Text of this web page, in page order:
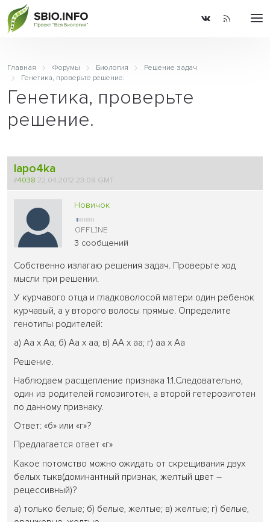
Главная Форумы Биология
Решение задач
Генетика, проверьте решение.
Генетика, проверьте
решение.
lapo4ka
#4038 22.04.2012 23:09 GMT
Новичок
3 сообщений
Собственно излагаю решения задач. Проверьте ход
мысли при решении.
У курчавого отца и гладковолосой матери один ребенок
курчавый, а у второго волосы прямые. Определите
генотипы родителей:
а) Аа х Аа; б) Аа х аа; в) АА х аа; г) аа х Аа
Решение.
Наблюдаем расщепление признака 1:1.Следовательно,
один из родителей гомозиготен, а второй гетерозиготен
по данному признаку.
Ответ: «б» или «г»?
Предлагается ответ «г»
Какое потомство можно ожидать от скрещивания двух
белых тыкв(доминантный признак, желтый цвет –
рецессивный)?
а) только белые; б) белые, желтые; в) желтые; г) белые,